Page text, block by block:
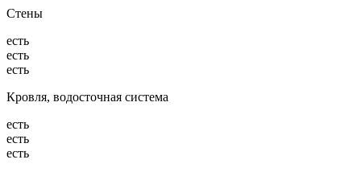
Стены
есть
есть
есть
Кровля, водосточная система
есть
есть
есть